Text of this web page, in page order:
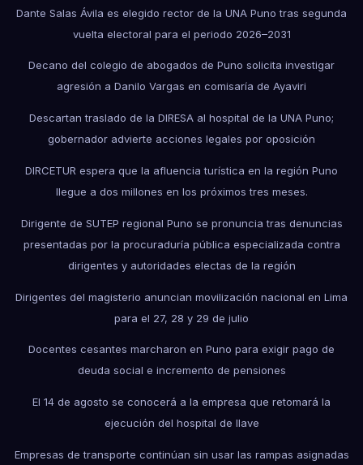
Dante Salas Ávila es elegido rector de la UNA Puno tras segunda
vuelta electoral para el periodo 2026–2031
Decano del colegio de abogados de Puno solicita investigar
agresión a Danilo Vargas en comisaría de Ayaviri
Descartan traslado de la DIRESA al hospital de la UNA Puno;
gobernador advierte acciones legales por oposición
DIRCETUR espera que la afluencia turística en la región Puno
llegue a dos millones en los próximos tres meses.
Dirigente de SUTEP regional Puno se pronuncia tras denuncias
presentadas por la procuraduría pública especializada contra
dirigentes y autoridades electas de la región
Dirigentes del magisterio anuncian movilización nacional en Lima
para el 27, 28 y 29 de julio
Docentes cesantes marcharon en Puno para exigir pago de
deuda social e incremento de pensiones
El 14 de agosto se conocerá a la empresa que retomará la
ejecución del hospital de Ilave
Empresas de transporte continúan sin usar las rampas asignadas